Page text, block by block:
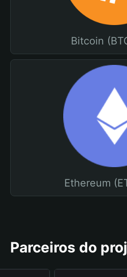
Bitcoin
Ethereum
Parceiros do